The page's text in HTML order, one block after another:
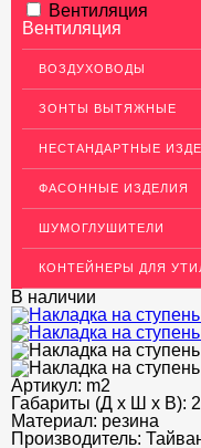
ЭЛЕКТРОДЫ
ДЕКОРАТИВНЫЙ
МЕТАЛЛИЧЕСКИЕ
РАСКЛАДКА, ПЛИНТУС
ПОТОЛКИ
АКЦИИ
НЕДОРОГОЙ
Вентиляция
Вентиляция
ВОЗДУХОВОДЫ
ЗОНТЫ ВЫТЯЖНЫЕ
НЕСТАНДАРТНЫЕ
ФАСОННЫЕ ИЗДЕЛИЯ
ШУМОГЛУШИТЕЛИ
КОНТЕЙНЕРЫ ДЛЯ
В наличии
Артикул: m2
Габариты (Д х Ш х В):
Материал: резина
Производитель: